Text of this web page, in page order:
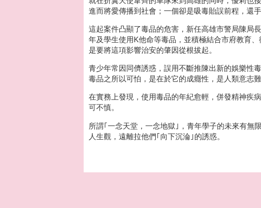
進而將愛傳播到社會；一個卻是吸毒貽誤前程，還
這起案件凸顯了毒品的危害，新任高雄市警局陳局
年及學生使用K他命等毒品，並積極結合市府教育
是要將這項影響治安的肇因從根拔起。
青少年常因同儕誘惑，誤用不斷推陳出新的娛樂性
毒品之所以可怕，是在於它的成癮性，是人類意志
在實務上發現，使用毒品的年紀愈輕，併發精神疾
可不慎。
所謂｢一念天堂，一念地獄｣，青年學子的未來有無
人生觀，遠離拉他們｢向下沉淪｣的誘惑。